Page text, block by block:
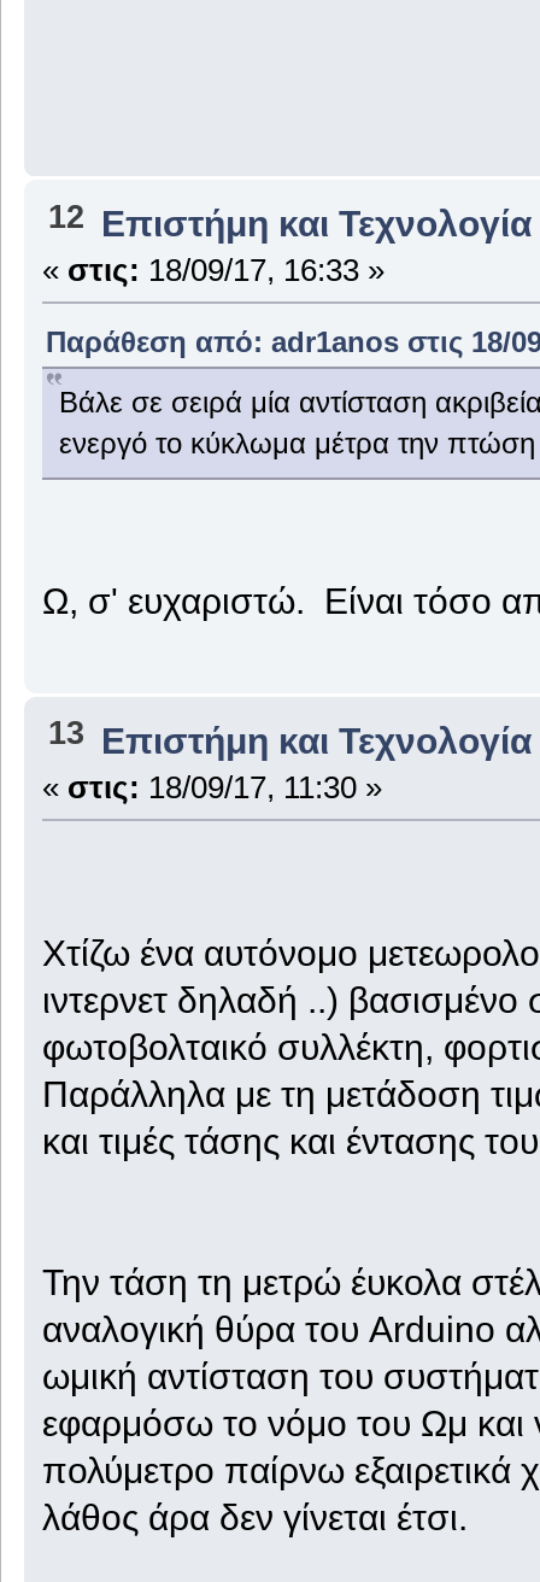
12 Επιστήμη και Τεχνολογία
« στις: 18/09/17, 16:33 »
Παράθεση από: adr1anos στις 18/
Βάλε σε σειρά μία αντίσταση
ενεργό το κύκλωμα μέτρα την
Ω, σ' ευχαριστώ. Είναι τόσο
13 Επιστήμη και Τεχνολογία
« στις: 18/09/17, 11:30 »
Χτίζω ένα αυτόνομο
ιντερνετ δηλαδή ..)
φωτοβολταικό συλλέκτη,
Παράλληλα με τη μετάδοση
και τιμές τάσης και έντασης
Την τάση τη μετρώ έυκολα
αναλογική θύρα του Arduino
ωμική αντίσταση του
εφαρμόσω το νόμο του Ωμ
πολύμετρο παίρνω
λάθος άρα δεν γίνεται έτσι.